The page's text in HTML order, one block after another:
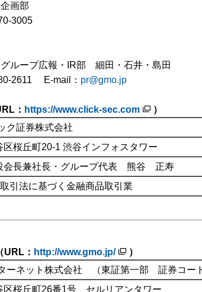
画部
3005
ープ広報・IR部 細田・石井・島田
2611 E-mail： pr@gmo.jp
： https://www.click-sec.com
）
ク証券株式会社
区桜丘町20-1 渋谷インフォスタワー
会長兼社長・グループ代表 熊谷 正寿
引法に基づく金融商品取引業
URL： http://www.gmo.jp/
）
ーネット株式会社 （東証第一部 証券コー
区桜丘町26番1号 セルリアンタワー